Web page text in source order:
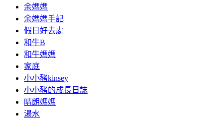
余媽媽
余媽媽手記
假日好去處
和牛B
和牛媽媽
家庭
小小豬kinsey
小小豬的成長日誌
晴朗媽媽
湯水